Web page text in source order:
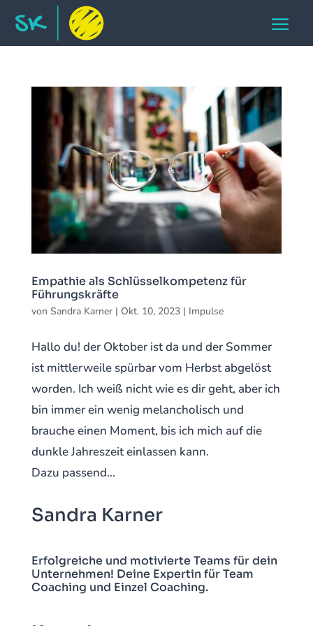
Empathie als Schlüsselkompetenz für
Führungskräfte
von Sandra Karner| Okt. 10, 2023| Impulse
Hallo du! der Oktober ist da und der Sommer
ist mittlerweile spürbar vom Herbst abgelöst
worden. Ich weiß nicht wie es dir geht, aber ich
bin immer ein wenig melancholisch und
brauche einen Moment, bis ich mich auf die
dunkle Jahreszeit einlassen kann.
Dazu passend...
Sandra Karner
Erfolgreiche und motivierte Teams für dein
Unternehmen! Deine Expertin für Team
Coaching und Einzel Coaching.